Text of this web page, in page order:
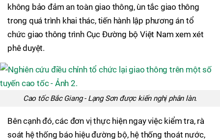
không bảo đảm an toàn giao thông, ùn tắc giao thông
trong quá trình khai thác, tiến hành lập phương án tổ
chức giao thông trình Cục Đường bộ Việt Nam xem xét
phê duyệt.
Cao tốc Bắc Giang - Lạng Sơn được kiến nghị phân làn.
Bên cạnh đó, các đơn vị thực hiện ngay việc kiểm tra, rà
soát hệ thống báo hiệu đường bộ, hệ thống thoát nước,